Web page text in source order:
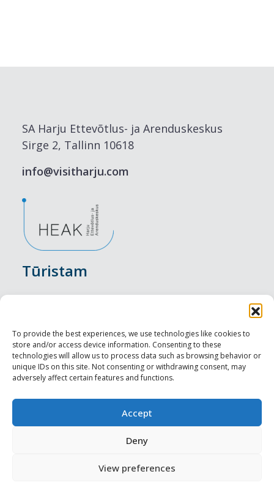
To provide the best experiences, we use technologies like cookies to
store and/or access device information. Consenting to these
technologies will allow us to process data such as browsing behavior or
unique IDs on this site. Not consenting or withdrawing consent, may
adversely affect certain features and functions.
Accept
Deny
View preferences
SA Harju Ettevõtlus- ja Arenduskeskus
Sirge 2, Tallinn 10618
info@visitharju.com
Tūristam
Nakšņošana
Vietas maltītei
Apskates objekti
Profesionāliem
Harju-, Rapla- & Läänemaa DMO